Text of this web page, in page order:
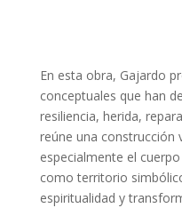
En esta obra, Gajardo
conceptuales que han
resiliencia, herida,
reúne una
especialmente el
como territorio
espiritualidad y